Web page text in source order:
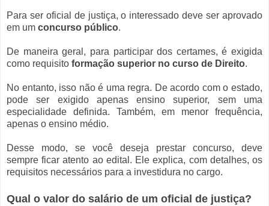
Para ser oficial de justiça, o interessado deve ser aprovado
em um concurso público.
De maneira geral, para participar dos certames, é exigida
como requisito formação superior no curso de Direito.
No entanto, isso não é uma regra. De acordo com o estado,
pode ser exigido apenas ensino superior, sem uma
especialidade definida. Também, em menor frequência,
apenas o ensino médio.
Desse modo, se você deseja prestar concurso, deve
sempre ficar atento ao edital. Ele explica, com detalhes, os
requisitos necessários para a investidura no cargo.
Qual o valor do salário de um oficial de justiça?